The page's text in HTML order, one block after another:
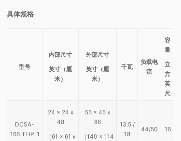
具体规格
型号
内部尺寸
英寸（厘
米）
外部尺寸
英寸（厘
米）
千瓦
负载电
流
容
量
立
方
英
尺
DCSA-
166-FHP-1
24 x 24 x
48
（61 x 61 x
55 x 45 x
86
（140 x 114
13.5 /
18
44/50 16